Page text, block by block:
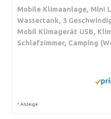
Mobile Klimaanlage, Mini
Wassertank, 3
Mobil Klimagerät USB,
Schlafzimmer, Camping
* Anzeige